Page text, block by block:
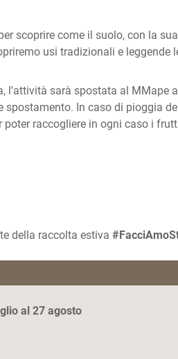
scoprire come il suolo, con la
usi tradizionali e leggende
l'attività sarà spostata al MMape
spostamento. In caso di pioggia
raccogliere in ogni caso i
della raccolta estiva
al 27 agosto